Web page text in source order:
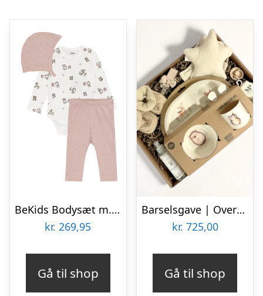
BeKids Bodysæt m. Hue – Nostalgia Rose – 60
kr. 269,95
Gå til shop
Barselsgave | Overdådig luksus-kurv i natur
kr. 725,00
Gå til shop